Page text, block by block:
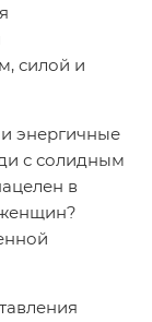
силой и
энергичные
с солидным
в